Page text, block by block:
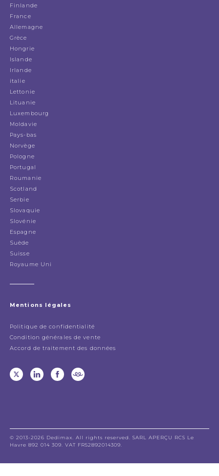
Finlande
France
Allemagne
Grèce
Hongrie
Islande
Irlande
italie
Lettonie
Lituanie
Luxembourg
Moldavie
Pays-bas
Norvège
Pologne
Portugal
Roumanie
Scotland
Serbie
Slovaquie
Slovénie
Espagne
Suède
Suisse
Royaume Uni
Mentions légales
Politique de confidentialité
Condition générales de vente
Accord de traitement des données
© 2013-2026 Dedimax. All rights reserved. SARL APERÇU RCS Le
Havre 892 014 309. VAT FR52892014309.